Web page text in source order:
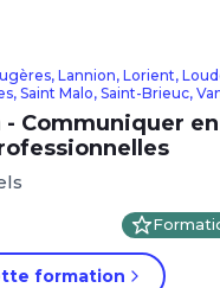
Lannion, Lorient,
Saint Malo, Saint-Brieuc,
- Communiquer en
formation